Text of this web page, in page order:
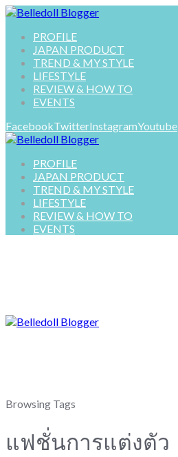
PROFILE
JAPAN PRODUCT
TREND & MY STYLE
LIFESTYLE
REVIEW & HOW TO
EVENTS
FacebookTwitterInstagramYoutube
PROFILE
JAPAN PRODUCT
TREND & MY STYLE
LIFESTYLE
REVIEW & HOW TO
EVENTS
Browsing Tags
แฟชั่นการแต่งตัว